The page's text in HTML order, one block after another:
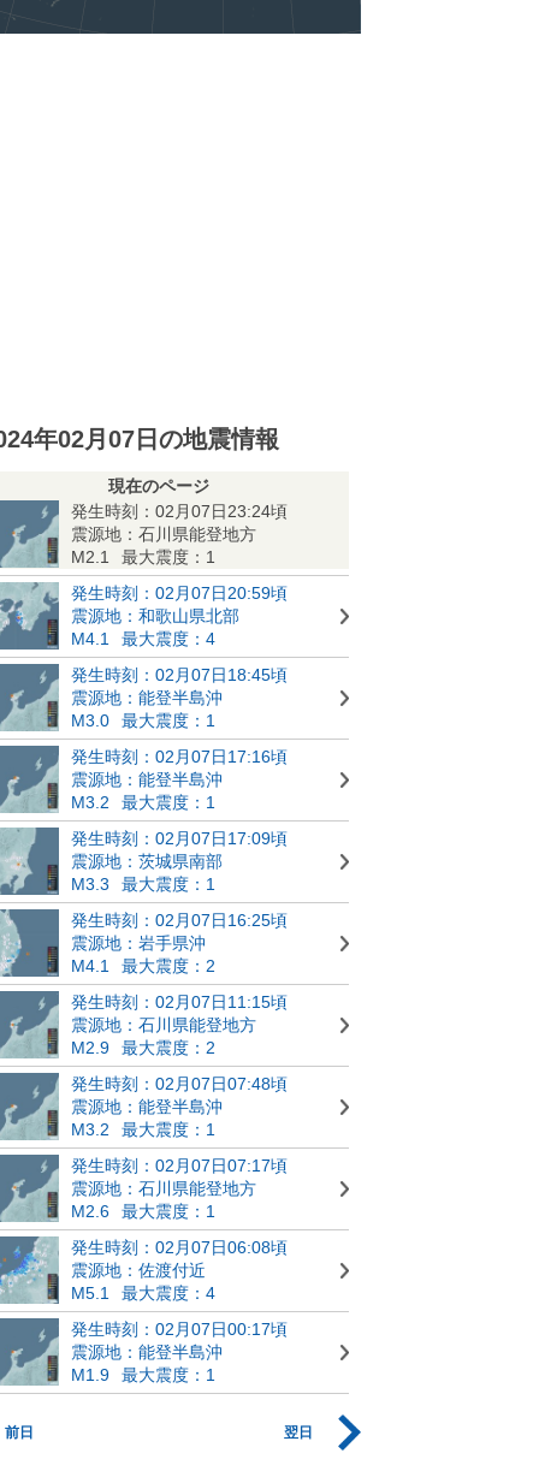
年02月07日の地震情報
現在のページ
発生時刻：02月07日23:24頃
震源地：石川県能登地方
M2.1
最大震度：1
発生時刻：02月07日20:59頃
震源地：和歌山県北部
M4.1
最大震度：4
発生時刻：02月07日18:45頃
震源地：能登半島沖
M3.0
最大震度：1
発生時刻：02月07日17:16頃
震源地：能登半島沖
M3.2
最大震度：1
発生時刻：02月07日17:09頃
震源地：茨城県南部
M3.3
最大震度：1
発生時刻：02月07日16:25頃
震源地：岩手県沖
M4.1
最大震度：2
発生時刻：02月07日11:15頃
震源地：石川県能登地方
M2.9
最大震度：2
発生時刻：02月07日07:48頃
震源地：能登半島沖
M3.2
最大震度：1
発生時刻：02月07日07:17頃
震源地：石川県能登地方
M2.6
最大震度：1
発生時刻：02月07日06:08頃
震源地：佐渡付近
M5.1
最大震度：4
発生時刻：02月07日00:17頃
震源地：能登半島沖
M1.9
最大震度：1
前日 翌日